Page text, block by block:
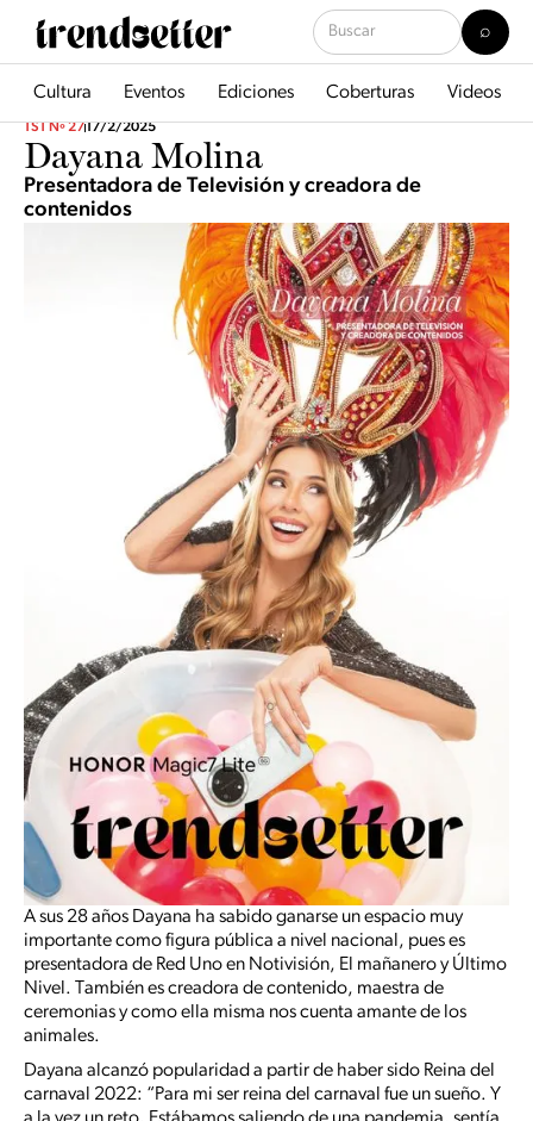
Cultura Eventos Ediciones Coberturas Videos
TST Nº 2717/2/2025
Dayana Molina
Presentadora de Televisión y creadora de
contenidos
A sus 28 años Dayana ha sabido ganarse un espacio muy
importante como figura pública a nivel nacional, pues es
presentadora de Red Uno en Notivisión, El mañanero y Último
Nivel. También es creadora de contenido, maestra de
ceremonias y como ella misma nos cuenta amante de los
animales.
Dayana alcanzó popularidad a partir de haber sido Reina del
carnaval 2022: “Para mi ser reina del carnaval fue un sueño. Y